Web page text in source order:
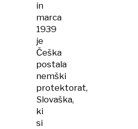
in
marca
1939
je
Češka
postala
nemški
protektorat,
Slovaška,
ki
si